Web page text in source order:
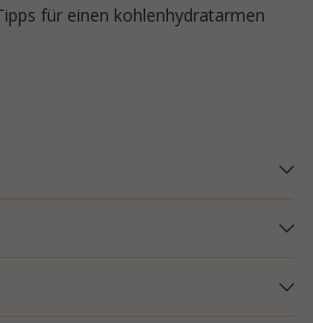
für einen kohlenhydratarmen